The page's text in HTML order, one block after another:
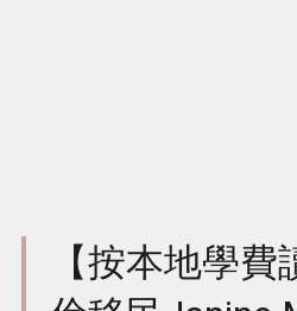
【按本地學